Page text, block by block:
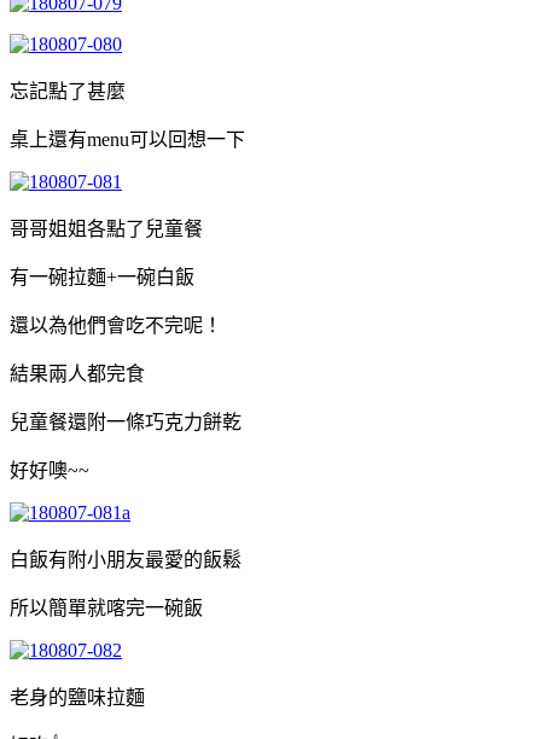
忘記點了甚麼
桌上還有menu可以回想一下
哥哥姐姐各點了兒童餐
有一碗拉麵+一碗白飯
還以為他們會吃不完呢！
結果兩人都完食
兒童餐還附一條巧克力餅乾
好好噢~~
白飯有附小朋友最愛的飯鬆
所以簡單就喀完一碗飯
老身的鹽味拉麵